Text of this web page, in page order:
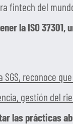
fintech del
la ISO 37301,
reconoce
gestión del
las prácticas